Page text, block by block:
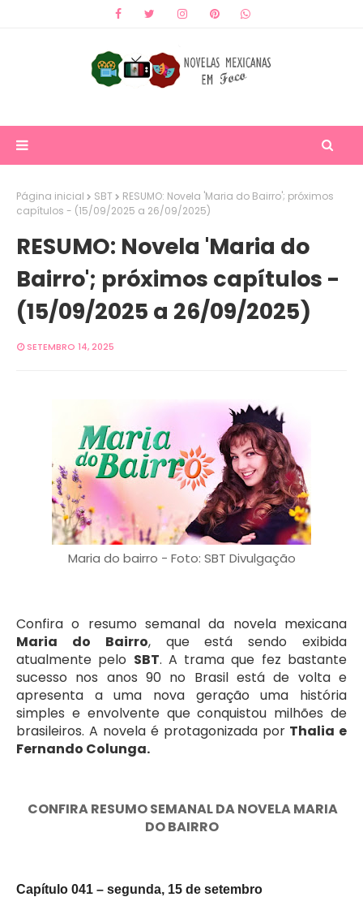
Página inicial SBT
RESUMO: Novela 'Maria do Bairro'; próximos
capítulos - (15/09/2025 a 26/09/2025)
RESUMO: Novela 'Maria do
Bairro'; próximos capítulos -
(15/09/2025 a 26/09/2025)
SETEMBRO 14, 2025
Maria do bairro - Foto: SBT Divulgação
Confira o resumo semanal da novela mexicana
Maria do Bairro, que está sendo exibida
atualmente pelo SBT. A trama que fez bastante
sucesso nos anos 90 no Brasil está de volta e
apresenta a uma nova geração uma história
simples e envolvente que conquistou milhões de
brasileiros. A novela é protagonizada por Thalia e
Fernando Colunga.
CONFIRA RESUMO SEMANAL DA NOVELA MARIA
DO BAIRRO
Capítulo 041 – segunda, 15 de setembro